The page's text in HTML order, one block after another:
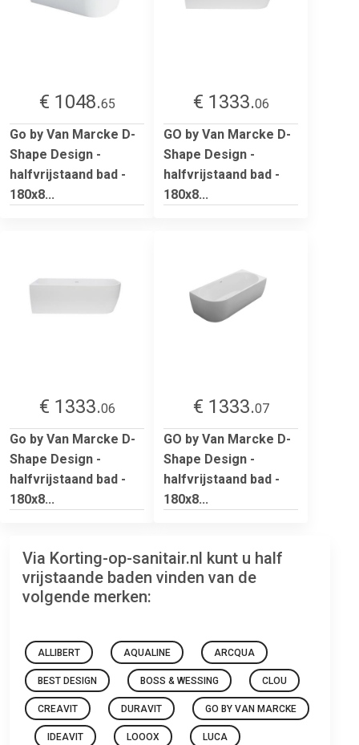
€ 1048.65
Go by Van Marcke D-
Shape Design -
halfvrijstaand bad -
180x8...
€ 1333.06
GO by Van Marcke D-
Shape Design -
halfvrijstaand bad -
180x8...
€ 1333.06
Go by Van Marcke D-
Shape Design -
halfvrijstaand bad -
180x8...
€ 1333.07
GO by Van Marcke D-
Shape Design -
halfvrijstaand bad -
180x8...
Via Korting-op-sanitair.nl kunt u half
vrijstaande baden vinden van de
volgende merken:
ALLIBERT AQUALINE ARCQUA
BEST DESIGN BOSS & WESSING CLOU
CREAVIT DURAVIT GO BY VAN MARCKE
IDEAVIT LOOOX LUCA